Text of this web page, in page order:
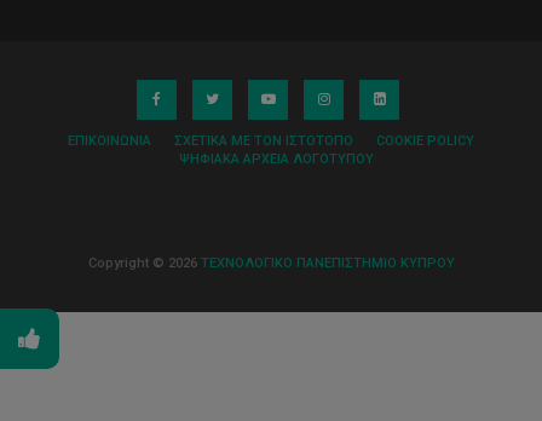
ΕΠΙΚΟΙΝΩΝΊΑ ΣΧΕΤΙΚΆ ΜΕ ΤΟΝ ΙΣΤΌΤΟΠΟ
COOKIE POLICY
ΨΗΦΙΑΚΆ ΑΡΧΕΊΑ ΛΟΓΌΤΥΠΟΥ
Copyright © 2026 ΤΕΧΝΟΛΟΓΙΚΟ ΠΑΝΕΠΙΣΤΗΜΙΟ ΚΥΠΡΟΥ